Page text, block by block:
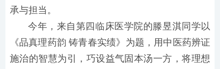
承与担当。
今年，来自第四临床医学院的滕昱淇同学以
《品真理药韵 铸青春实绩》为题，用中医药辨证
施治的智慧为引，巧设益气固本汤一方，将理想